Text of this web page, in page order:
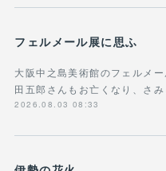
フェルメール展に思ふ
大阪中之島美術館のフェルメ
田五郎さんもお亡くなり、さ
2026.08.03 08:33